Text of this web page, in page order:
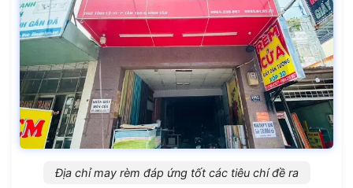
Địa chỉ may rèm đáp ứng tốt các tiêu chí đề ra